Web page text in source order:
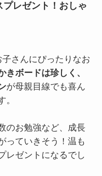
レゼント！おしゃ
さんにぴったりなお
きボードは珍しく、
が母親目線でも喜ん
。
のお勉強など、成長
っていきそう！温も
レゼントになるでし